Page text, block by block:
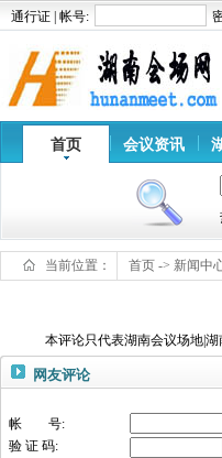
通行证 | 帐号:
首页 会议资讯
当前位置： 首页 -> 新闻中
本评论只代表湖南会议场地|
网友评论
帐 号:
验 证 码: